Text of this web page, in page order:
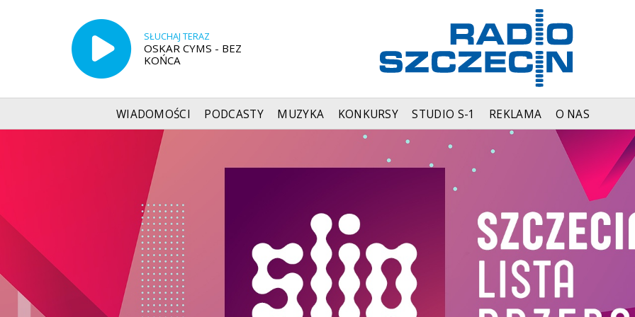
SŁUCHAJ TERAZ
OSKAR CYMS - BEZ
KOŃCA
WIADOMOŚCI PODCASTY MUZYKA KONKURSY STUDIO S-1 REKLAMA O NAS